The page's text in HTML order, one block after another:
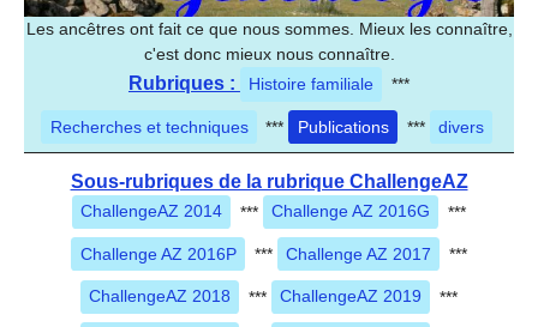
Les ancêtres ont fait ce que nous sommes. Mieux les connaître,
c'est donc mieux nous connaître.
Rubriques : Histoire familiale ***
Recherches et techniques *** Publications *** divers
Sous-rubriques de la rubrique ChallengeAZ
ChallengeAZ 2014 *** Challenge AZ 2016G ***
Challenge AZ 2016P *** Challenge AZ 2017 ***
ChallengeAZ 2018 *** ChallengeAZ 2019 ***